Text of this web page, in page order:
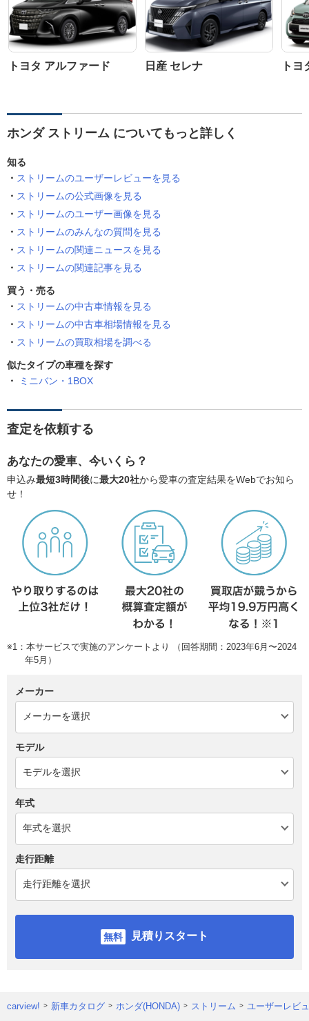
トヨタ アルファード 日産 セレナ ト
ホンダ ストリーム についてもっと詳しく
知る
ストリームのユーザーレビューを見る
ストリームの公式画像を見る
ストリームのユーザー画像を見る
ストリームのみんなの質問を見る
ストリームの関連ニュースを見る
ストリームの関連記事を見る
買う・売る
ストリームの中古車情報を見る
ストリームの中古車相場情報を見る
ストリームの買取相場を調べる
似たタイプの車種を探す
ミニバン・1BOX
査定を依頼する
あなたの愛車、今いくら？
申込み最短3時間後に最大20社から愛車の査定結果をWebでお知ら
せ！
※1：本サービスで実施のアンケートより （回答期間：2023年6月〜2024
年5月）
メーカー
モデル
年式
走行距離
見積りスタート
carview! 新車カタログ ホンダ(HONDA) ストリーム ユーザーレビ